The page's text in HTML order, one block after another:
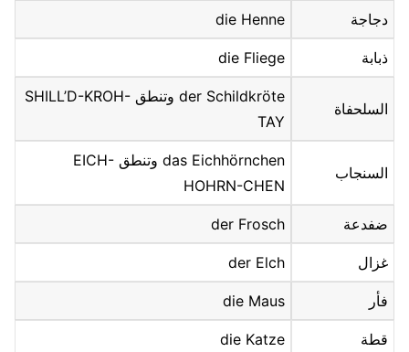
دجاجة die Henne
ذبابة die Fliege
السلحفاة
der Schildkröte وتنطق SHILL’D-KROH-
TAY
السنجاب
das Eichhörnchen وتنطق EICH-
HOHRN-CHEN
ضفدعة der Frosch
غزال der Elch
فأر die Maus
قطة die Katze